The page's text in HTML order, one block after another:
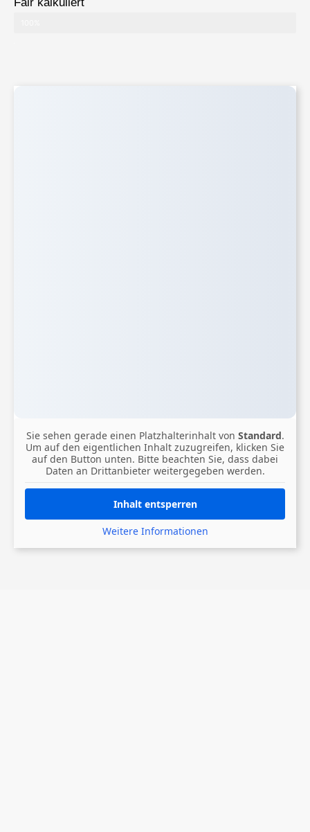
Sie sehen gerade einen Platzhalterinhalt von Standard.
Um auf den eigentlichen Inhalt zuzugreifen, klicken Sie
auf den Button unten. Bitte beachten Sie, dass dabei
Daten an Drittanbieter weitergegeben werden.
Inhalt entsperren
Weitere Informationen